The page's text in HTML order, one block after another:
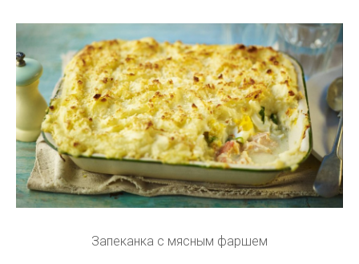
Запеканка с мясным фаршем